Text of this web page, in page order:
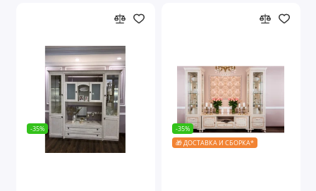
-35%
-35%
🎁 ДОСТАВКА И СБОРКА*